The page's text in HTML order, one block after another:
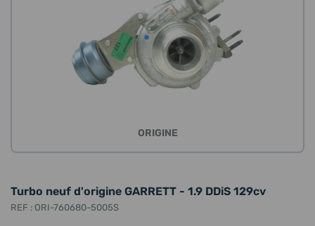
ORIGINE
Turbo neuf d'origine GARRETT - 1.9 DDiS 129cv
REF : ORI-760680-5005S